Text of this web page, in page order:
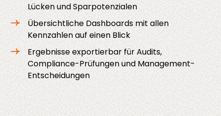
Lücken und Sparpotenzialen
Übersichtliche Dashboards mit allen
Kennzahlen auf einen Blick
Ergebnisse exportierbar für Audits,
Compliance-Prüfungen und Management-
Entscheidungen